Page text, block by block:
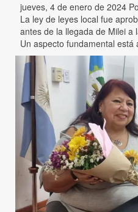
jueves, 4 de enero de 2024
La ley de leyes local fue
antes de la llegada de Milei a
Un aspecto fundamental está